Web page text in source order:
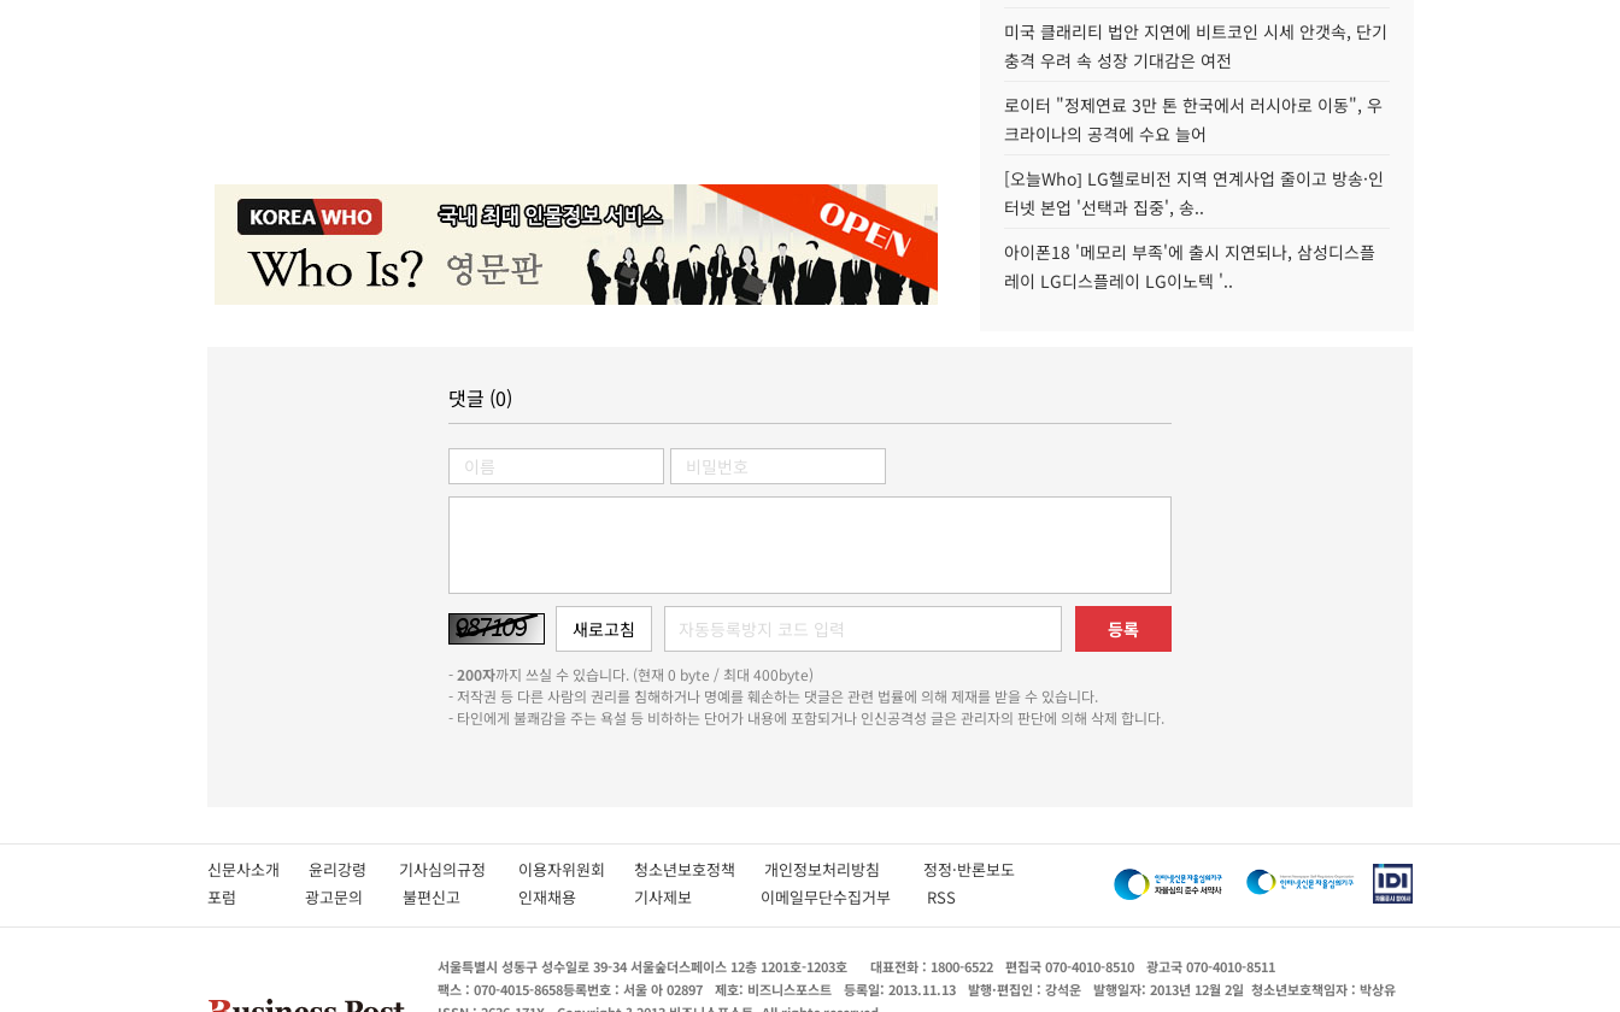
미국 클래리티 법안 지연에 비트코인 시세 안갯속, 단기
충격 우려 속 성장 기대감은 여전
로이터 "정제연료 3만 톤 한국에서 러시아로 이동", 우
크라이나의 공격에 수요 늘어
[오늘Who] LG헬로비전 지역 연계사업 줄이고 방송·인
터넷 본업 '선택과 집중', 송..
아이폰18 '메모리 부족'에 출시 지연되나, 삼성디스플
레이 LG디스플레이 LG이노텍 '..
댓글 (0)
등록
-200자까지 쓰실 수 있습니다. (현재 0 byte / 최대 400byte)
- 저작권 등 다른 사람의 권리를 침해하거나 명예를 훼손하는 댓글은 관련 법률에 의해 제재를 받을 수 있습니다.
- 타인에게 불쾌감을 주는 욕설 등 비하하는 단어가 내용에 포함되거나 인신공격성 글은 관리자의 판단에 의해 삭제 합니다.
신문사소개 윤리강령 기사심의규정 이용자위원회 청소년보호정책 개인정보처리방침 정정·반론보도
포럼
광고문의 불편신고 인재채용 기사제보 이메일무단수집거부 RSS
서울특별시 성동구 성수일로 39-34 서울숲더스페이스 12층 1201호-1203호 대표전화 : 1800-6522 편집국 070-4010-8510
광고국 070-4010-8511
팩스 : 070-4015-8658등록번호 : 서울 아 02897 제호: 비즈니스포스트 등록일: 2013.11.13 발행·편집인 : 강석운 발행일자: 2013년 12월 2일 청소년보호책임자 : 박상유